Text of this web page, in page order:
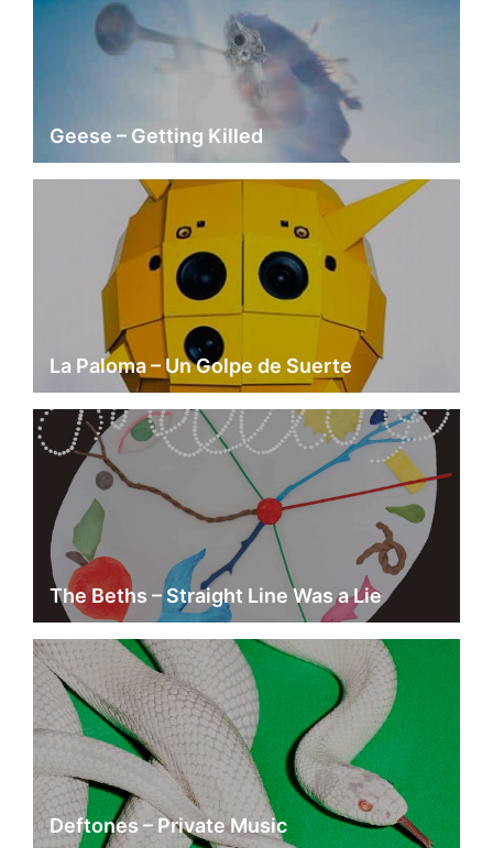
Geese – Getting Killed
La Paloma – Un Golpe de Suerte
The Beths – Straight Line Was a Lie
Deftones – Private Music